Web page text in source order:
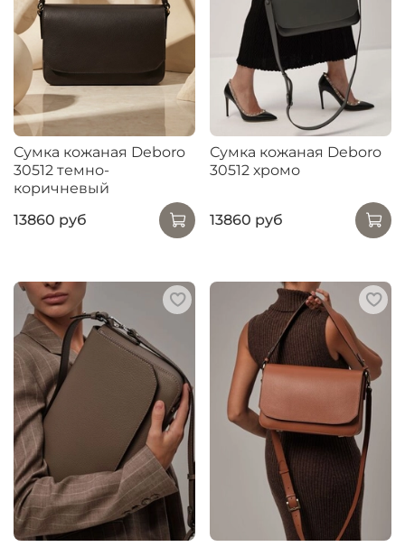
Сумка кожаная Deboro
30512 темно-
коричневый
13860 руб
Сумка кожаная Deboro
30512 хромо
13860 руб